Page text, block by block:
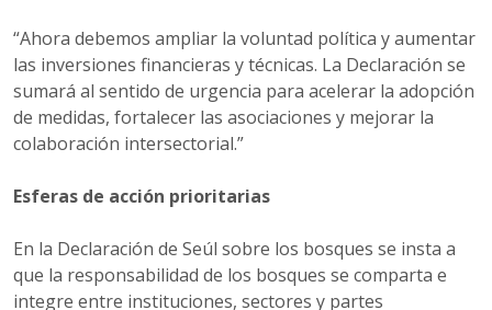
“Ahora debemos ampliar la voluntad política y aumentar
las inversiones financieras y técnicas. La Declaración se
sumará al sentido de urgencia para acelerar la adopción
de medidas, fortalecer las asociaciones y mejorar la
colaboración intersectorial.”
Esferas de acción prioritarias
En la Declaración de Seúl sobre los bosques se insta a
que la responsabilidad de los bosques se comparta e
integre entre instituciones, sectores y partes